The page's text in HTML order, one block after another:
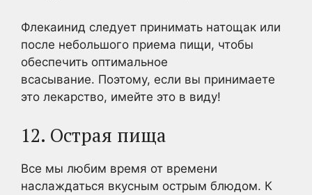
Флекаинид следует принимать натощак или
после небольшого приема пищи, чтобы
обеспечить оптимальное
всасывание. Поэтому, если вы принимаете
это лекарство, имейте это в виду!
12. Острая пища
Все мы любим время от времени
наслаждаться вкусным острым блюдом. К